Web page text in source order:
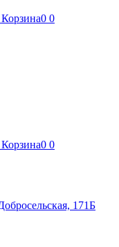
Корзина0 0
Корзина0 0
171Б